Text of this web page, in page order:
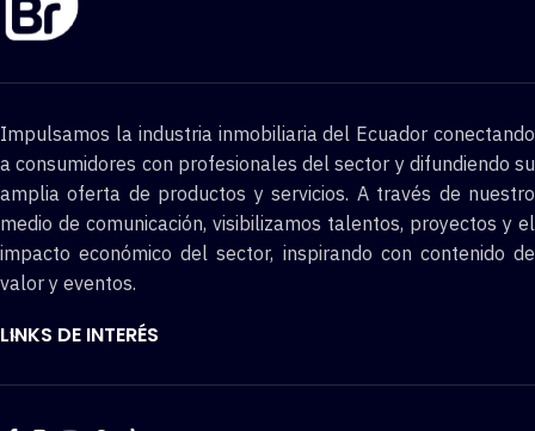
Impulsamos la industria inmobiliaria del Ecuador conectando
a consumidores con profesionales del sector y difundiendo su
amplia oferta de productos y servicios. A través de nuestro
medio de comunicación, visibilizamos talentos, proyectos y el
impacto económico del sector, inspirando con contenido de
valor y eventos.
LINKS DE INTERÉS